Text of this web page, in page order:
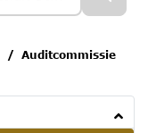
Auditcommissie